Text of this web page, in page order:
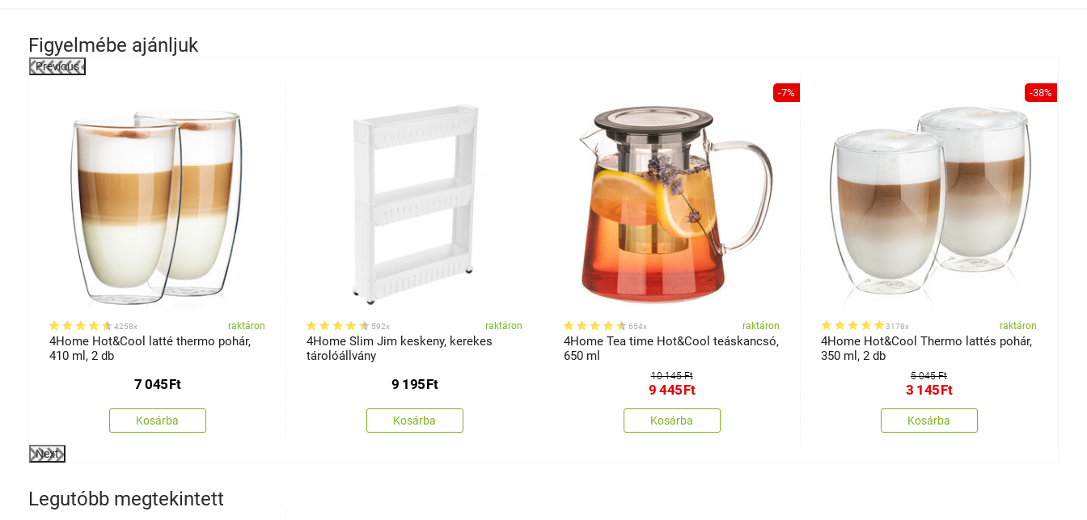
Figyelmébe ajánljuk
Previous
4258x raktáron
4Home Hot&Cool latté thermo pohár,
410 ml, 2 db
7 045Ft
Kosárba
592x raktáron
4Home Slim Jim keskeny, kerekes
tárolóállvány
9 195Ft
Kosárba
-7%
654x raktáron
4Home Tea time Hot&Cool teáskancsó,
650 ml
10 145 Ft
9 445Ft
Kosárba
-38%
3178x raktáron
4Home Hot&Cool Thermo lattés pohár,
350 ml, 2 db
5 045 Ft
3 145Ft
Kosárba
Next
Legutóbb megtekintett